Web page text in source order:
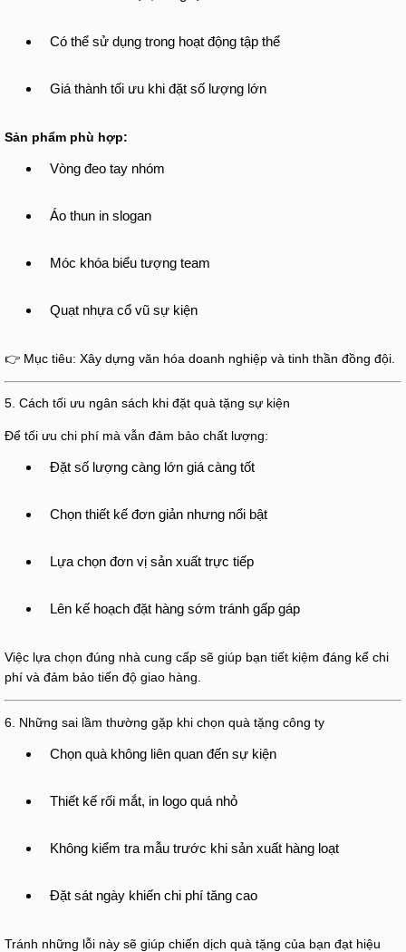
Có thể sử dụng trong hoạt động tập thể
Giá thành tối ưu khi đặt số lượng lớn
Sản phẩm phù hợp:
Vòng đeo tay nhóm
Áo thun in slogan
Móc khóa biểu tượng team
Quạt nhựa cổ vũ sự kiện
👉 Mục tiêu: Xây dựng văn hóa doanh nghiệp và tinh thần đồng đội.
5. Cách tối ưu ngân sách khi đặt quà tặng sự kiện
Để tối ưu chi phí mà vẫn đảm bảo chất lượng:
Đặt số lượng càng lớn giá càng tốt
Chọn thiết kế đơn giản nhưng nổi bật
Lựa chọn đơn vị sản xuất trực tiếp
Lên kế hoạch đặt hàng sớm tránh gấp gáp
Việc lựa chọn đúng nhà cung cấp sẽ giúp bạn tiết kiệm đáng kể chi
phí và đảm bảo tiến độ giao hàng.
6. Những sai lầm thường gặp khi chọn quà tặng công ty
Chọn quà không liên quan đến sự kiện
Thiết kế rối mắt, in logo quá nhỏ
Không kiểm tra mẫu trước khi sản xuất hàng loạt
Đặt sát ngày khiến chi phí tăng cao
Tránh những lỗi này sẽ giúp chiến dịch quà tặng của bạn đạt hiệu